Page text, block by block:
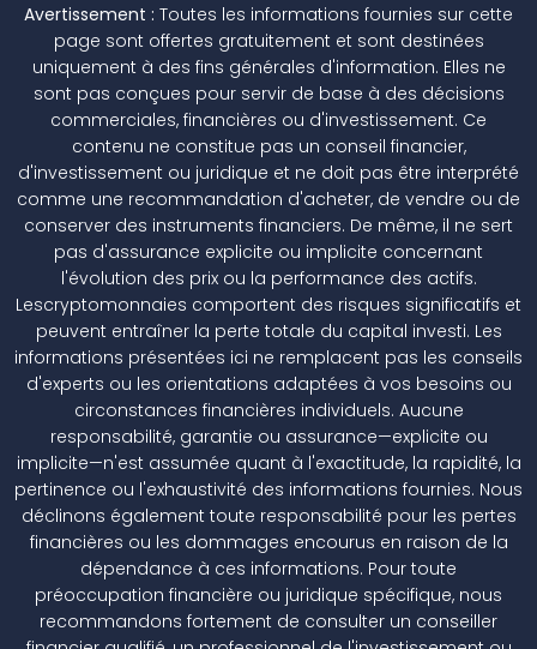
Avertissement : Toutes les informations fournies sur cette
page sont offertes gratuitement et sont destinées
uniquement à des fins générales d'information. Elles ne
sont pas conçues pour servir de base à des décisions
commerciales, financières ou d'investissement. Ce
contenu ne constitue pas un conseil financier,
d'investissement ou juridique et ne doit pas être interprété
comme une recommandation d'acheter, de vendre ou de
conserver des instruments financiers. De même, il ne sert
pas d'assurance explicite ou implicite concernant
l'évolution des prix ou la performance des actifs.
Lescryptomonnaies comportent des risques significatifs et
peuvent entraîner la perte totale du capital investi. Les
informations présentées ici ne remplacent pas les conseils
d'experts ou les orientations adaptées à vos besoins ou
circonstances financières individuels. Aucune
responsabilité, garantie ou assurance—explicite ou
implicite—n'est assumée quant à l'exactitude, la rapidité, la
pertinence ou l'exhaustivité des informations fournies. Nous
déclinons également toute responsabilité pour les pertes
financières ou les dommages encourus en raison de la
dépendance à ces informations. Pour toute
préoccupation financière ou juridique spécifique, nous
recommandons fortement de consulter un conseiller